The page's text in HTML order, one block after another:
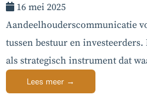
16 mei 2025
Aandeelhouderscommunicatie
tussen bestuur en investeerders.
als strategisch instrument dat
Lees meer →